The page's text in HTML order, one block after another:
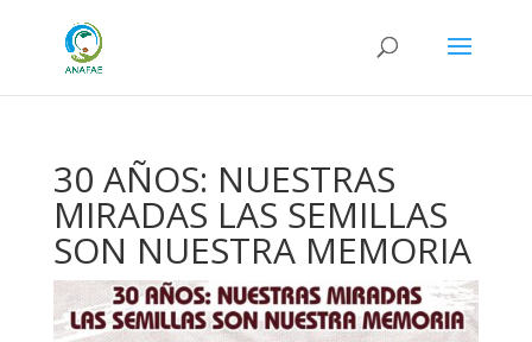
30 AÑOS: NUESTRAS
MIRADAS LAS SEMILLAS
SON NUESTRA MEMORIA